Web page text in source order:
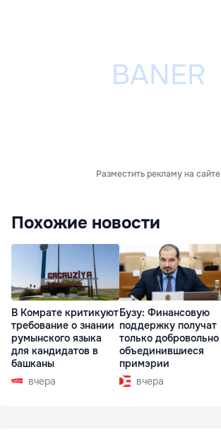
Разместить рекламу на сайте
Похожие новости
В Комрате критикуют
требование о знании
румынского языка
для кандидатов в
башканы
вчера
Бузу: Финансовую
поддержку получат
только добровольно
объединившиеся
примэрии
вчера